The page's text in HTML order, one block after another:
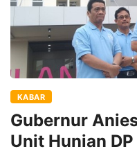
KABAR
Gubernur
Unit Hunian